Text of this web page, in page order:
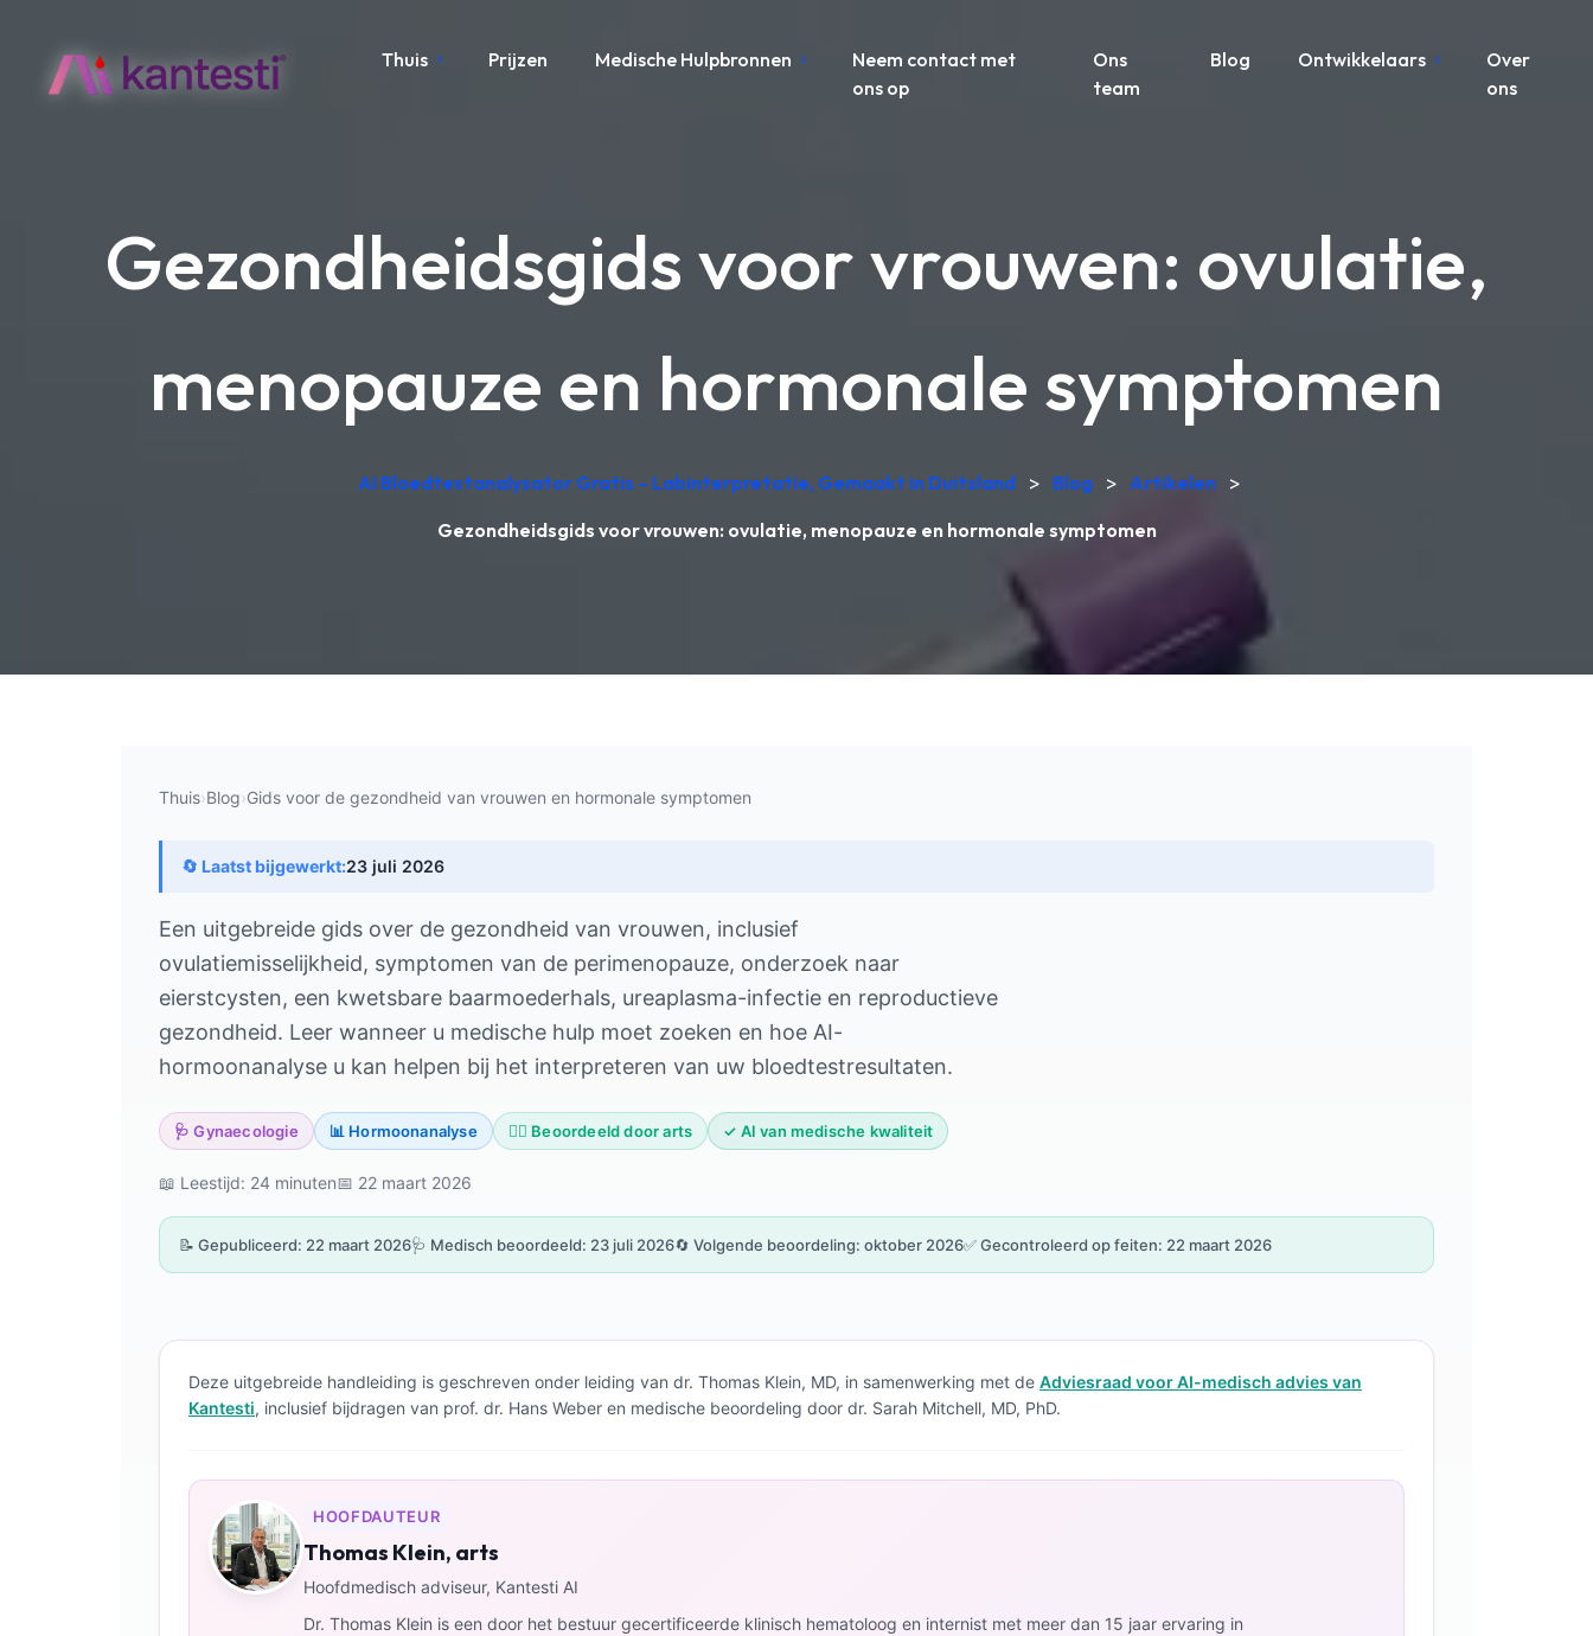
Thuis Prijzen Medische Hulpbronnen
Neem contact met
ons op
Ons
team
Blog Ontwikkelaars
Over
ons
Gezondheidsgids voor vrouwen: ovulatie,
menopauze en hormonale symptomen
AI Bloedtestanalysator Gratis – Labinterpretatie, Gemaakt in Duitsland > Blog > Artikelen
>
Gezondheidsgids voor vrouwen: ovulatie, menopauze en hormonale symptomen
Thuis›Blog›Gids voor de gezondheid van vrouwen en hormonale symptomen
🔄 Laatst bijgewerkt:23 juli 2026
Een uitgebreide gids over de gezondheid van vrouwen, inclusief
ovulatiemisselijkheid, symptomen van de perimenopauze, onderzoek naar
eierstcysten, een kwetsbare baarmoederhals, ureaplasma-infectie en reproductieve
gezondheid. Leer wanneer u medische hulp moet zoeken en hoe AI-
hormoonanalyse u kan helpen bij het interpreteren van uw bloedtestresultaten.
🩺 Gynaecologie 📊 Hormoonanalyse 👨‍⚕️ Beoordeeld door arts ✓ AI van medische kwaliteit
📖 Leestijd: 24 minuten📅 22 maart 2026
📝 Gepubliceerd: 22 maart 2026🩺 Medisch beoordeeld: 23 juli 2026🔄 Volgende beoordeling: oktober 2026✅ Gecontroleerd op feiten: 22 maart 2026
Deze uitgebreide handleiding is geschreven onder leiding van dr. Thomas Klein, MD, in samenwerking met de Adviesraad voor AI-medisch advies van
Kantesti, inclusief bijdragen van prof. dr. Hans Weber en medische beoordeling door dr. Sarah Mitchell, MD, PhD.
HOOFDAUTEUR
Thomas Klein, arts
Hoofdmedisch adviseur, Kantesti AI
Dr. Thomas Klein is een door het bestuur gecertificeerde klinisch hematoloog en internist met meer dan 15 jaar ervaring in